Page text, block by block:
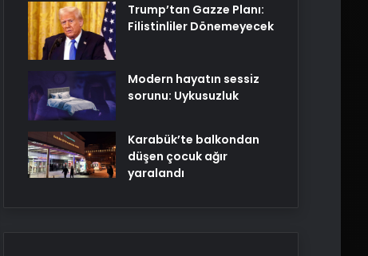
Trump’tan Gazze Planı:
Filistinliler Dönemeyecek
Modern hayatın sessiz
sorunu: Uykusuzluk
Karabük’te balkondan
düşen çocuk ağır
yaralandı